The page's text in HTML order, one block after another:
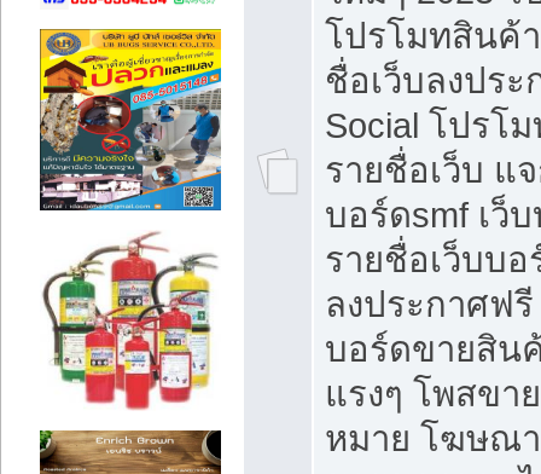
โปรโมทสินค้
ชื่อเว็บลงปร
Social โปรโ
รายชื่อเว็บ แ
บอร์ดsmf เว็
รายชื่อเว็บบ
ลงประกาศฟรี
บอร์ดขายสิน
แรงๆ โพสขา
หมาย โฆษณ